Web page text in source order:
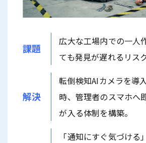
課題
広大な工場内での一人
ても発見が遅れるリス
解決
転倒検知AIカメラを導
時、管理者のスマホへ
が入る体制を構築。
「通知にすぐ気づける